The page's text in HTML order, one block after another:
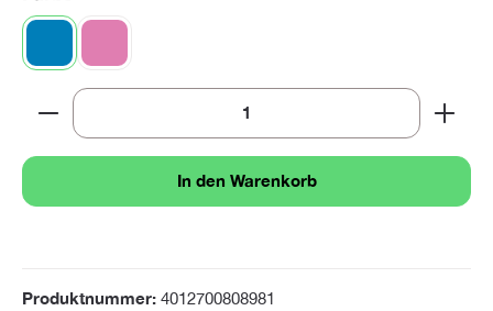
blau pink
Produkt Anzahl: Gib den gewünschten Wert ein
In den Warenkorb
Produktnummer: 4012700808981